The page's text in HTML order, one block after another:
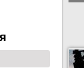
меорад